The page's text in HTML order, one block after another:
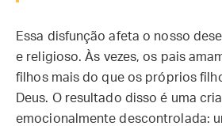
Essa disfunção afeta o nosso
e religioso. Às vezes, os pais
filhos mais do que os próprios
Deus. O resultado disso é uma
emocionalmente descontrolada: